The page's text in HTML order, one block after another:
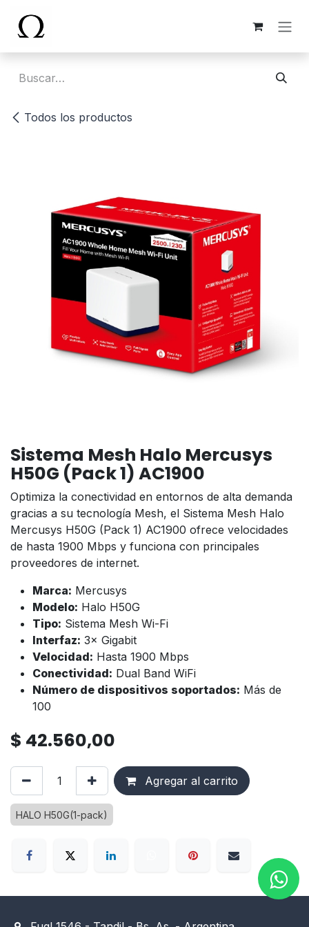
Todos los productos
Sistema Mesh Halo Mercusys
H50G (Pack 1) AC1900
Optimiza la conectividad en entornos de alta demanda
gracias a su tecnología Mesh, el Sistema Mesh Halo
Mercusys H50G (Pack 1) AC1900 ofrece velocidades
de hasta 1900 Mbps y funciona con principales
proveedores de internet.
Marca: Mercusys
Modelo: Halo H50G
Tipo: Sistema Mesh Wi-Fi
Interfaz: 3× Gigabit
Velocidad: Hasta 1900 Mbps
Conectividad: Dual Band WiFi
Número de dispositivos soportados: Más de
100
$ 42.560,00
Agregar al carrito
HALO H50G(1-pack)